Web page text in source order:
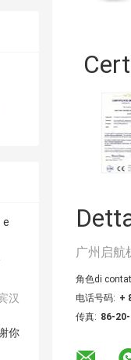
e
汉
你
广州启航
角色di
电话号码: +
传真: 86-